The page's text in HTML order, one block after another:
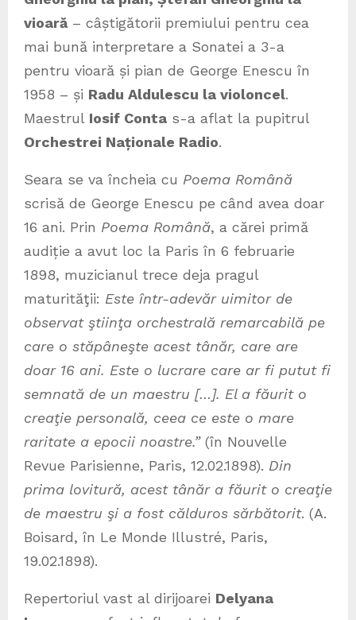
vioară– câștigătorii premiului pentru cea
mai bună interpretare a Sonatei a 3-a
pentru vioară și pian de George Enescu în
1958 – și Radu Aldulescu la violoncel.
Maestrul Iosif Conta s-a aflat la pupitrul
Orchestrei Naționale Radio.
Seara se va încheia cu Poema Română
scrisă de George Enescu pe când avea doar
16 ani. Prin Poema Română, a cărei primă
audiție a avut loc la Paris în 6 februarie
1898, muzicianul trece deja pragul
maturităţii: Este într-adevăr uimitor de
observat ştiinţa orchestrală remarcabilă pe
care o stăpâneşte acest tânăr, care are
doar 16 ani. Este o lucrare care ar fi putut fi
semnată de un maestru […]. El a făurit o
creaţie personală, ceea ce este o mare
raritate a epocii noastre.” (în Nouvelle
Revue Parisienne, Paris, 12.02.1898). Din
prima lovitură, acest tânăr a făurit o creaţie
de maestru şi a fost călduros sărbătorit. (A.
Boisard, în Le Monde Illustré, Paris,
19.02.1898).
Repertoriul vast al dirijoarei Delyana